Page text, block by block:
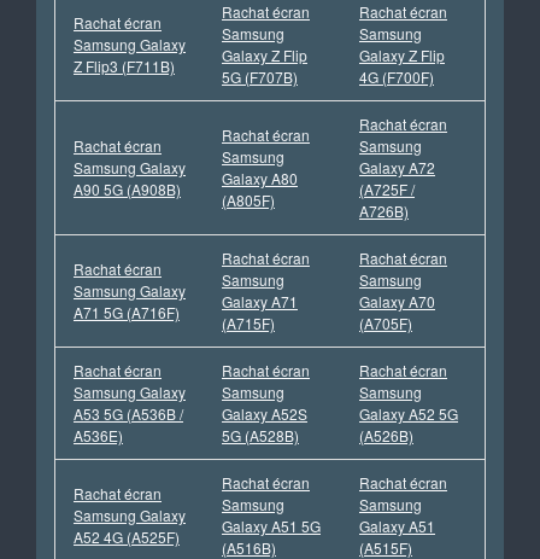
Rachat écran
Samsung Galaxy
Z Flip3 (F711B)
Rachat écran
Samsung
Galaxy Z Flip
5G (F707B)
Rachat écran
Samsung
Galaxy Z Flip
4G (F700F)
Rachat écran
Samsung Galaxy
A90 5G (A908B)
Rachat écran
Samsung
Galaxy A80
(A805F)
Rachat écran
Samsung
Galaxy A72
(A725F /
A726B)
Rachat écran
Samsung Galaxy
A71 5G (A716F)
Rachat écran
Samsung
Galaxy A71
(A715F)
Rachat écran
Samsung
Galaxy A70
(A705F)
Rachat écran
Samsung Galaxy
A53 5G (A536B /
A536E)
Rachat écran
Samsung
Galaxy A52S
5G (A528B)
Rachat écran
Samsung
Galaxy A52 5G
(A526B)
Rachat écran
Samsung Galaxy
A52 4G (A525F)
Rachat écran
Samsung
Galaxy A51 5G
(A516B)
Rachat écran
Samsung
Galaxy A51
(A515F)